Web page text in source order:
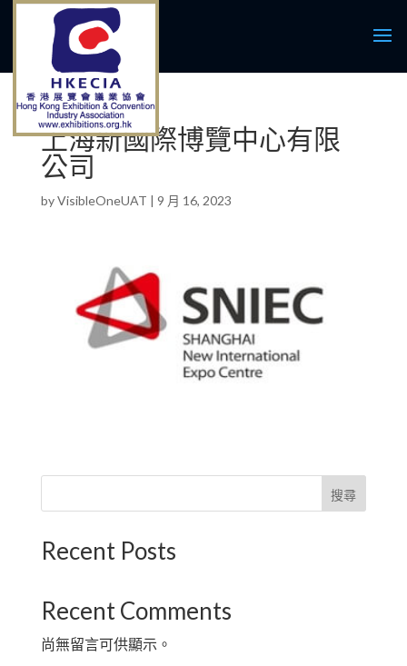
上海新國際博覽中心有限
公司
byVisibleOneUAT | 9 月 16, 2023
搜尋
Recent Posts
Recent Comments
尚無留言可供顯示。